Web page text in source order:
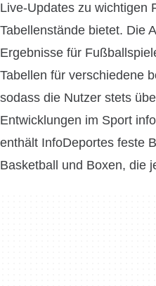
Live-Updates zu wichtigen
Tabellenstände bietet. Die
Ergebnisse für
Tabellen für verschiedene
sodass die Nutzer stets
Entwicklungen im Sport
enthält InfoDeportes feste
Basketball und Boxen, die